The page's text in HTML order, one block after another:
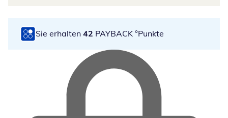
Sie erhalten 42 PAYBACK °Punkte